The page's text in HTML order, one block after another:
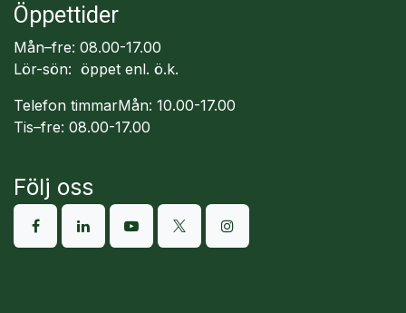
Öppettider
Mån–fre: 08.00-17.00
Lör-sön: öppet enl. ö.k.
Telefon timmarMån: 10.00-17.00
Tis–fre: 08.00-17.00
Följ oss